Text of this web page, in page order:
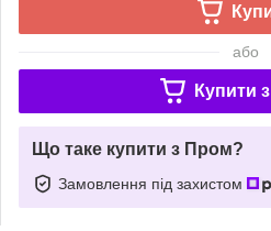
або
Купити з
Що таке купити з Пром?
Замовлення під захистом